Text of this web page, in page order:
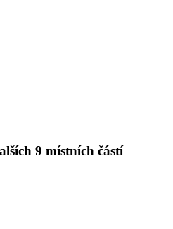
9 místních částí